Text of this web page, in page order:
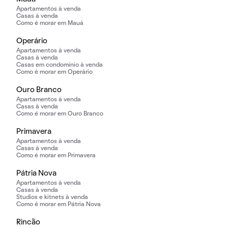
Apartamentos à venda
Casas à venda
Como é morar em Mauá
Operário
Apartamentos à venda
Casas à venda
Casas em condomínio à venda
Como é morar em Operário
Ouro Branco
Apartamentos à venda
Casas à venda
Como é morar em Ouro Branco
Primavera
Apartamentos à venda
Casas à venda
Como é morar em Primavera
Pátria Nova
Apartamentos à venda
Casas à venda
Studios e kitnets à venda
Como é morar em Pátria Nova
Rincão